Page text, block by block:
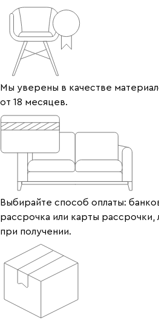
Мы уверены в качестве
от 18 месяцев.
Выбирайте способ оплаты:
рассрочка или карты рассрочки,
при получении.